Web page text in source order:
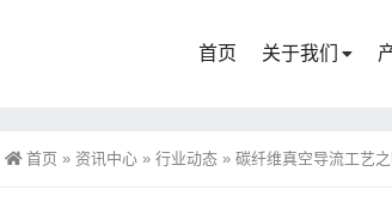
首页 关于我们
首页 » 资讯中心 » 行业动态 » 碳纤维真空导流工艺